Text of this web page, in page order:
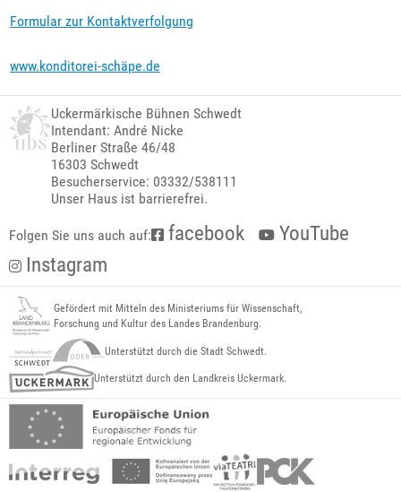
Formular zur Kontaktverfolgung
www.konditorei-schäpe.de
Uckermärkische Bühnen Schwedt
Intendant: André Nicke
Berliner Straße 46/48
16303 Schwedt
Besucherservice: 03332/538111
Unser Haus ist barrierefrei.
Folgen Sie uns auch auf: facebook
YouTube
Instagram
Gefördert mit Mitteln des Ministeriums für Wissenschaft,
Forschung und Kultur des Landes Brandenburg.
Unterstützt durch die Stadt Schwedt.
Unterstützt durch den Landkreis Uckermark.